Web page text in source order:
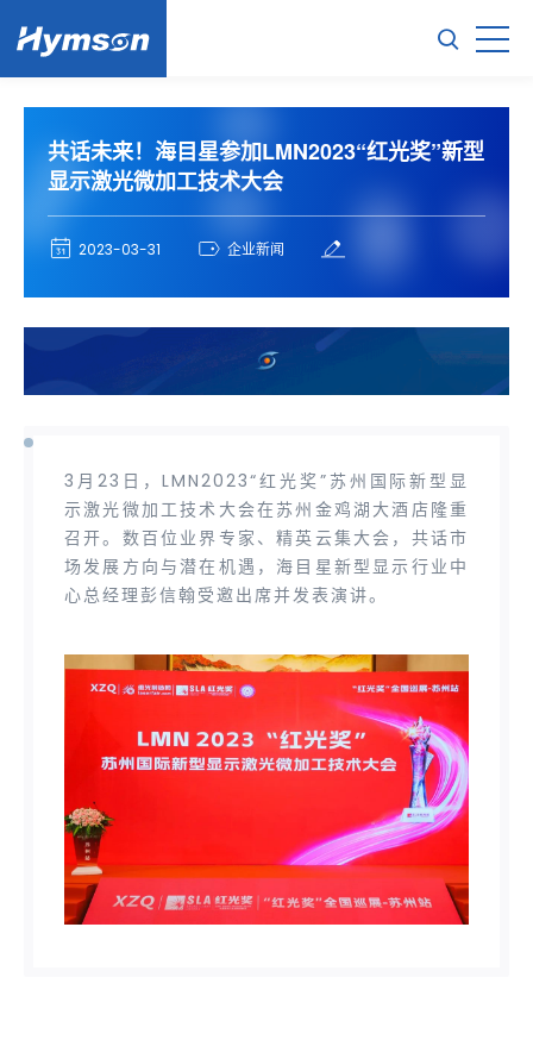
共话未来！海目星参加LMN2023“红光奖”新型
显示激光微加工技术大会
2023-03-31 企业新闻
3月23日，LMN2023“红光奖”苏州国际新型显
示激光微加工技术大会在苏州金鸡湖大酒店隆重
召开。数百位业界专家、精英云集大会，共话市
场发展方向与潜在机遇，海目星新型显示行业中
心总经理彭信翰受邀出席并发表演讲。